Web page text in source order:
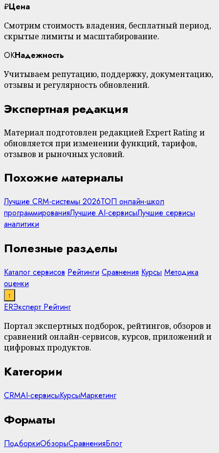
₽Цена
Смотрим стоимость владения, бесплатный период,
скрытые лимиты и масштабирование.
OKНадежность
Учитываем репутацию, поддержку, документацию,
отзывы и регулярность обновлений.
Экспертная редакция
Материал подготовлен редакцией Expert Rating и
обновляется при изменении функций, тарифов,
отзывов и рыночных условий.
Похожие материалы
Лучшие CRM-системы 2026ТОП онлайн-школ
программированияЛучшие AI-сервисыЛучшие сервисы
аналитики
Полезные разделы
Каталог сервисов Рейтинги Сравнения Курсы Методика
оценки
↑
ERЭксперт Рейтинг
Портал экспертных подборок, рейтингов, обзоров и
сравнений онлайн-сервисов, курсов, приложений и
цифровых продуктов.
Категории
CRMAI-сервисыКурсыМаркетинг
Форматы
ПодборкиОбзорыСравненияБлог